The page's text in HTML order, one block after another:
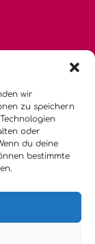
wir
zu speichern
oder
du deine
bestimmte